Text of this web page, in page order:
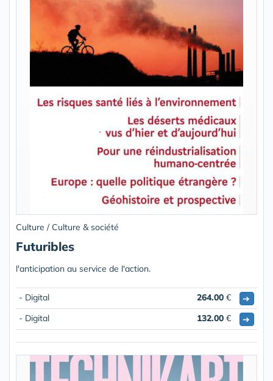
Culture / Culture & société
Futuribles
l'anticipation au service de l'action.
- Digital 264.00 €
➔
- Digital
132.00 € ➔